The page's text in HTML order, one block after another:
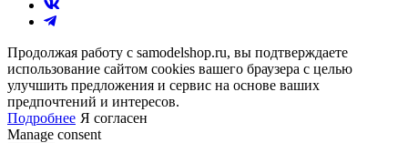
Продолжая работу с samodelshop.ru, вы подтверждаете
использование сайтом cookies вашего браузера с целью
улучшить предложения и сервис на основе ваших
предпочтений и интересов.
Подробнее Я согласен
Manage consent